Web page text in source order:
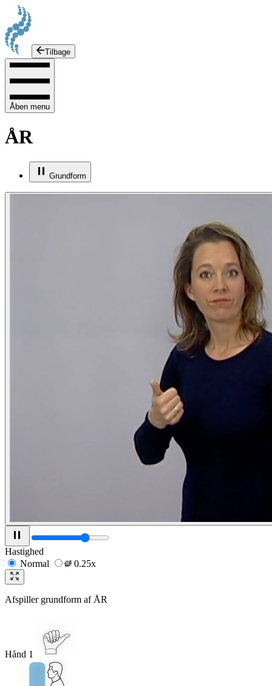
Tilbage
Åben menu
ÅR
Grundform
Hastighed
Normal
0.25x
Afspiller grundform af ÅR
Hånd 1